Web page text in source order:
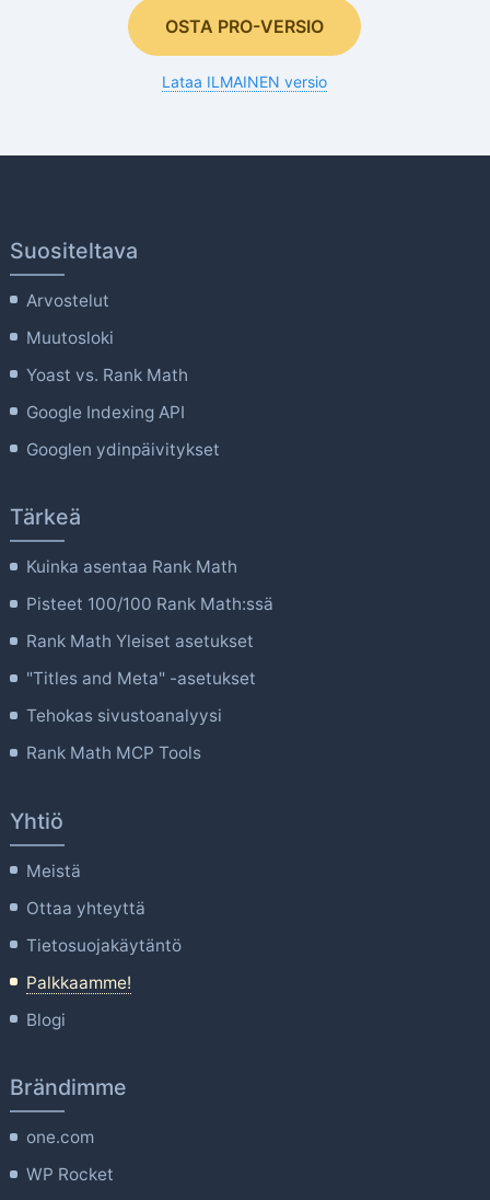
OSTA PRO-VERSIO
Lataa ILMAINEN versio
Suositeltava
Arvostelut
Muutosloki
Yoast vs. Rank Math
Google Indexing API
Googlen ydinpäivitykset
Tärkeä
Kuinka asentaa Rank Math
Pisteet 100/100 Rank Math:ssä
Rank Math Yleiset asetukset
"Titles and Meta" -asetukset
Tehokas sivustoanalyysi
Rank Math MCP Tools
Yhtiö
Meistä
Ottaa yhteyttä
Tietosuojakäytäntö
Palkkaamme!
Blogi
Brändimme
one.com
WP Rocket